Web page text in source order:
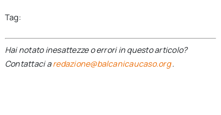
Tag:
Hai notato inesattezze o errori in questo articolo?
Contattaci aredazione@balcanicaucaso.org.